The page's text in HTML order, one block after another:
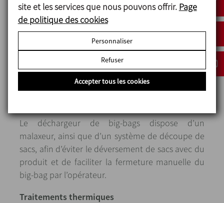
Les solides sont incorporés sous vide dans le
mélangeur au moyen d’un déchargeur de big-
bags avec contrôle du poids pour ajuster la
quantité de solides nécessaires à la recette, ainsi
que d’un vide-sacs où les ingrédients sont déjà
incorporés et pré-pesés.
Le déchargeur de big-bags dispose d’un
malaxeur, ainsi que d’un système de découpe de
sacs, afin d’éviter le déversement de sacs avec du
produit et de faciliter la fermeture manuelle du
big-bag par l’opérateur.
Traitements thermiques
site et les services que nous pouvons offrir. Page
de politique des cookies
Personnaliser
Refuser
Accepter tous les cookies